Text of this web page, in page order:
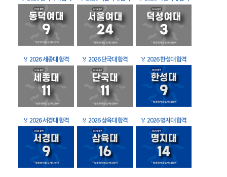
🏅 2026 세종대 합격 🏅 2026 단국대 합격 🏅 2026 한성대 합격
🏅 2026 서경대 합격 🏅 2026 삼육대 합격 🏅 2026 명지대 합격